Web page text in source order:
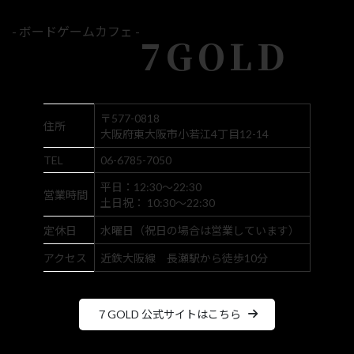
- ボードゲームカフェ - 7GOLD
住所
〒577-0818
大阪府東大阪市小若江4丁目12-14
TEL
06-6785-7050
営業時間
平日：12:30～22:30
土日祝： 10:30～22:30
定休日 水曜日（祝日の場合は営業しています）
アクセス 近鉄大阪線 長瀬駅から徒歩10分
７GOLD 公式サイトはこちら